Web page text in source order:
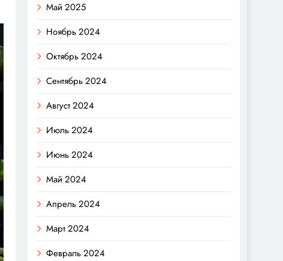
Май 2025
Ноябрь 2024
Октябрь 2024
Сентябрь 2024
Август 2024
Июль 2024
Июнь 2024
Май 2024
Апрель 2024
Март 2024
Февраль 2024